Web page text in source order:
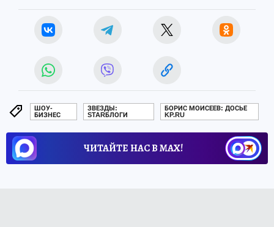
ШОУ-
БИЗНЕС
ЗВЕЗДЫ:
STARБЛОГИ
БОРИС МОИСЕЕВ: ДОСЬЕ
KP.RU
ЧИТАЙТЕ НАС В МАХ!